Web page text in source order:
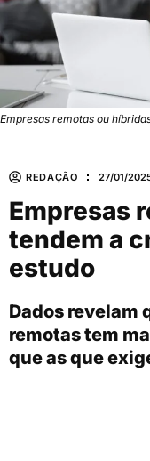
Empresas remotas ou
REDAÇÃO 27/01/
Empresas
tendem a
estudo
Dados revelam
remotas tem
que as que